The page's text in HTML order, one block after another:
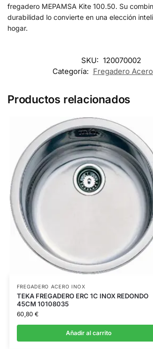
fregadero MEPAMSA Kite 100.50. Su
durabilidad lo convierte en una elección
hogar.
SKU: 120070002
Categoría: Fregadero
Productos relacionados
FREGADERO ACERO INOX
TEKA FREGADERO ERC 1C INOX REDONDO
45CM 10108035
60,80 €
Añadir al carrito